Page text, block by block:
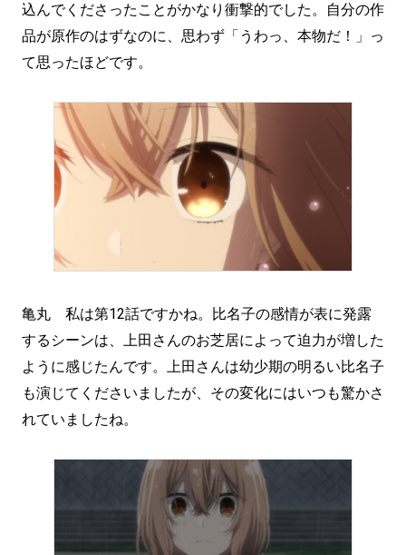
込んでくださったことがかなり衝撃的でした。自分の作
品が原作のはずなのに、思わず「うわっ、本物だ！」っ
て思ったほどです。
亀丸 私は第12話ですかね。比名子の感情が表に発露
するシーンは、上田さんのお芝居によって迫力が増した
ように感じたんです。上田さんは幼少期の明るい比名子
も演じてくださいましたが、その変化にはいつも驚かさ
れていましたね。